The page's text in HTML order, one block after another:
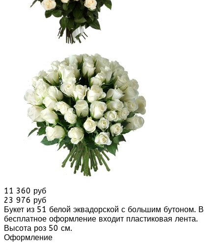
11 360 руб
23 976 руб
Букет из 51 белой эквадорской с большим бутоном. В
бесплатное оформление входит пластиковая лента.
Высота роз 50 см.
Оформление